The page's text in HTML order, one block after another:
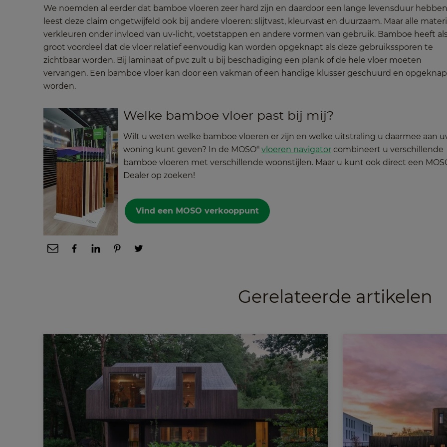
We noemden al eerder dat bamboe vloeren zeer hard zijn en daardoor een lange levensduur
leest deze claim ongetwijfeld ook bij andere vloeren: slijtvast, kleurvast en duurzaam. Maar alle
verkleuren onder invloed van uv-licht, voetstappen en andere vormen van gebruik. Bamboe heeft
groot voordeel dat de vloer relatief eenvoudig kan worden opgeknapt als deze gebruikssporen te
zichtbaar worden. Bij laminaat of pvc zult u bij beschadiging een plank of de hele vloer moeten
vervangen. Een bamboe vloer kan door een vakman of een handige klusser geschuurd en
worden.
Welke bamboe vloer past bij mij?
Wilt u weten welke bamboe vloeren er zijn en welke uitstraling u daarmee aan
woning kunt geven? In de MOSO® vloeren navigator combineert u verschillende
bamboe vloeren met verschillende woonstijlen. Maar u kunt ook direct een
Dealer op zoeken!
Vind een MOSO verkooppunt
Gerelateerde artikelen